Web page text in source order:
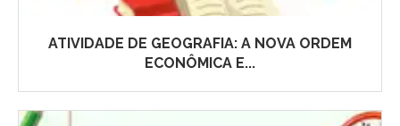
ATIVIDADE DE GEOGRAFIA: A NOVA ORDEM
ECONÔMICA E...